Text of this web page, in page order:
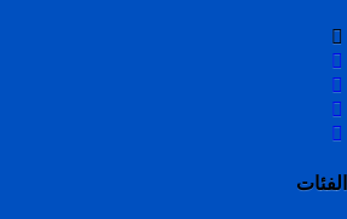
الفئات